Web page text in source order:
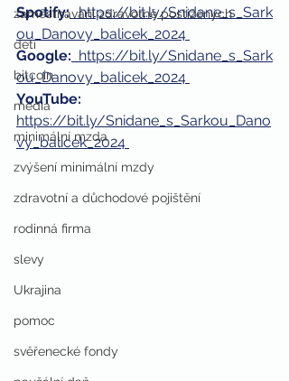
zaměstnávání zdravotně postižených
děti
bitcoin
média
minimální mzda
zvýšení minimální mzdy
zdravotní a důchodové pojištění
rodinná firma
slevy
Ukrajina
pomoc
svěřenecké fondy
Spotify: https://bit.ly/Snidane_s_Sark
ou_Danovy_balicek_2024
Google: https://bit.ly/Snidane_s_Sark
ou_Danovy_balicek_2024
https://bit.ly/Snidane_s_Sarkou_Dano
vy_balicek_2024